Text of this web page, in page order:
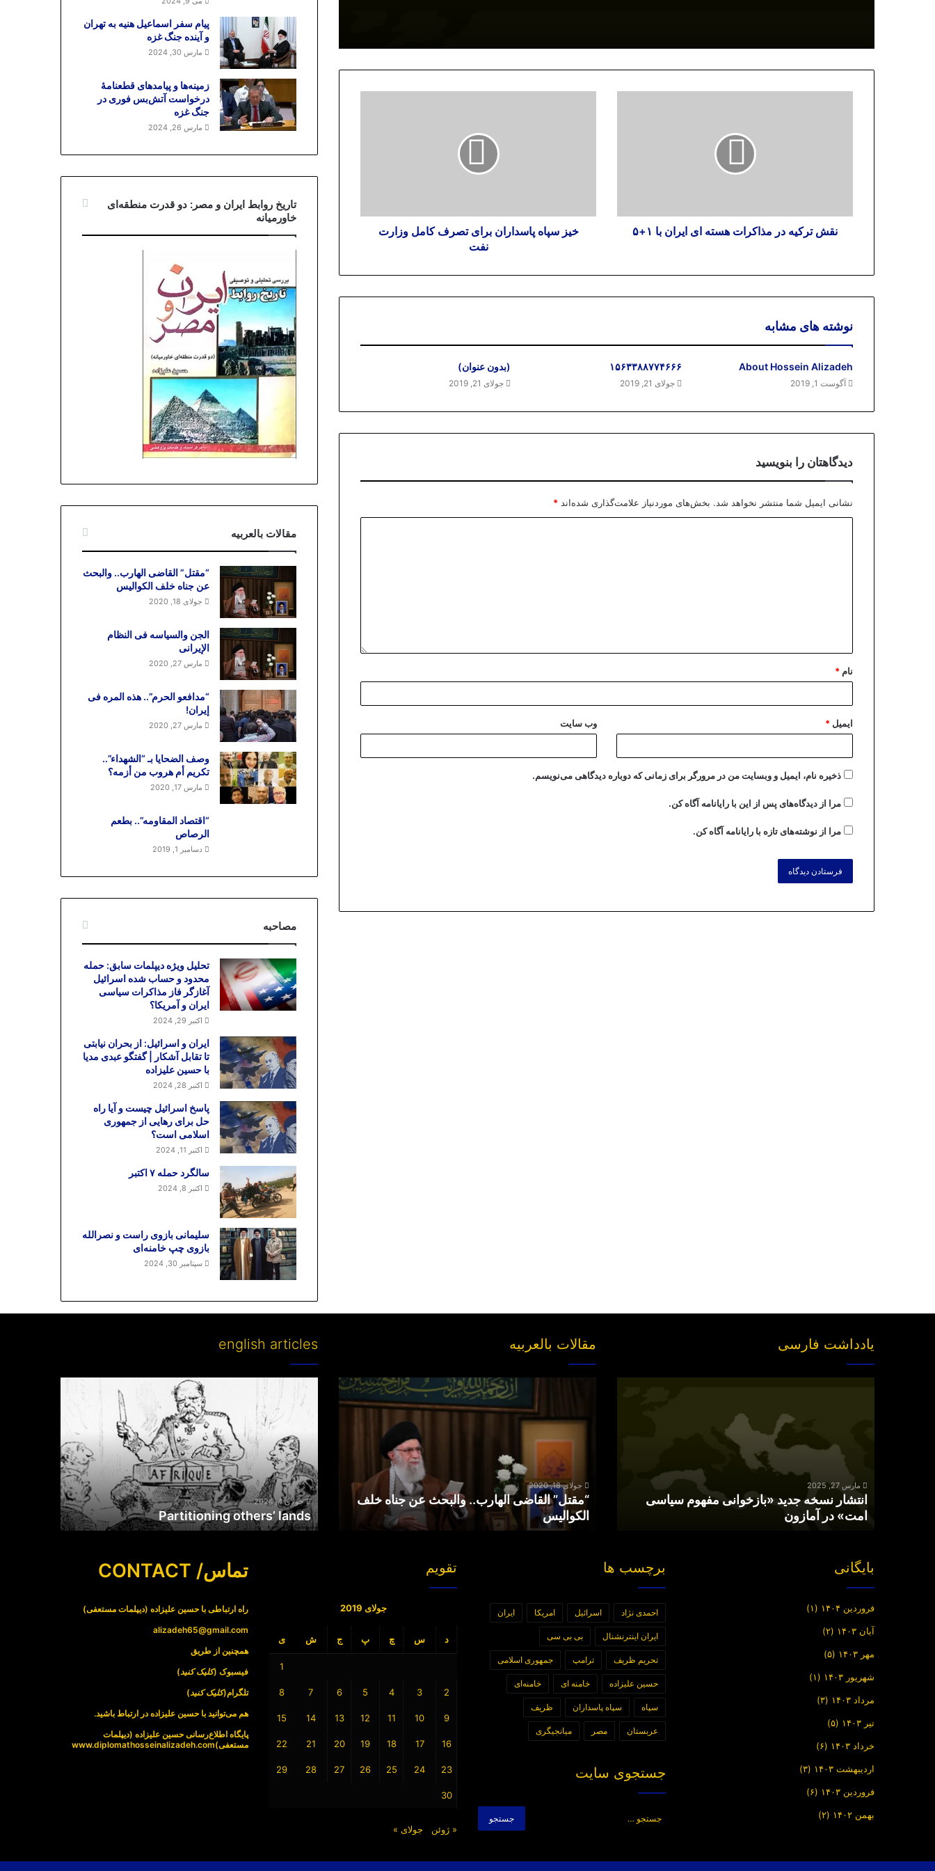
نقش ترکیه در مذاکرات هسته ای ایران با ۱+۵
خیز سپاه پاسداران برای تصرف کامل وزارت
نفت
نوشته های مشابه
About Hossein Alizadeh
آگوست 1, 2019
۱۵۶۳۳۸۸۷۷۴۶۶۶
جولای 21, 2019
(بدون عنوان)
جولای 21, 2019
دیدگاهتان را بنویسید
نشانی ایمیل شما منتشر نخواهد شد. بخش‌های موردنیاز علامت‌گذاری شده‌اند *
نام *
ایمیل * وب‌ سایت
ذخیره نام، ایمیل و وبسایت من در مرورگر برای زمانی که دوباره دیدگاهی می‌نویسم.
مرا از دیدگاه‌های پس از این با رایانامه آگاه کن.
مرا از نوشته‌های تازه با رایانامه آگاه کن.
پیام سفر اسماعیل هنیه به تهران
و آینده جنگ غزه
مارس 30, 2024
زمینه‌ها و پیامدهای قطعنامهٔ
درخواست آتش‌بس فوری در
جنگ غزه
مارس 26, 2024
تاریخ روابط ایران و مصر: دو قدرت منطقه‌ای
خاورمیانه
مقالات بالعربیه
“مقتل” القاضی الهارب.. والبحث
عن جناه خلف الکوالیس
جولای 18, 2020
الجن والسیاسه فی النظام
اﻹیرانی
مارس 27, 2020
“مدافعو الحرم”.. هذه المره فی
إیران!
مارس 27, 2020
وصف الضحایا بـ “الشهداء”..
تکریم أم هروب من أزمه؟
مارس 17, 2020
“اقتصاد المقاومه”.. بطعم
الرصاص
دسامبر 1, 2019
مصاحبه
تحلیل ویژه دیپلمات سابق: حمله
محدود و حساب شده اسرائیل
آغازگر فاز مذاکرات سیاسی
ایران و آمریکا؟
اکتبر 29, 2024
ایران و اسرائیل: از بحران نیابتی
تا تقابل آشکار | گفتگو عبدی مدیا
با حسین علیزاده
اکتبر 28, 2024
پاسخ اسرائیل چیست و آیا راه
حل برای رهایی از جمهوری
اسلامی است؟
اکتبر 11, 2024
سالگرد حمله ۷ اکتبر
اکتبر 8, 2024
سلیمانی بازوی راست و نصرالله
بازوی چپ خامنه‌ای
سپتامبر 30, 2024
یادداشت فارسی
آمازون
مارس 27, 2025
انتشار نسخه جدید «بازخوانی مفهوم سیاسی
امت» در آمازون
مقالات بالعربیه
والبحث
الکوالیس
جولای 18, 2020
“مقتل” القاضی الهارب.. والبحث عن جناه خلف
الکوالیس
english articles
جولای 4, 2024
Partitioning others’ lands
بایگانی
فروردین ۱۴۰۴ (۱)
آبان ۱۴۰۳ (۲)
مهر ۱۴۰۳ (۵)
شهریور ۱۴۰۳ (۱)
مرداد ۱۴۰۳ (۳)
تیر ۱۴۰۳ (۵)
خرداد ۱۴۰۳ (۶)
اردیبهشت ۱۴۰۳ (۳)
فروردین ۱۴۰۳ (۶)
بهمن ۱۴۰۲ (۲)
برچسب ها
احمدی نژاد اسرائیل امریکا ایران
ایران اینترنشنال بی بی سی
تحریم ظریف ترامپ جمهوری اسلامی
حسین علیزاده خامنه ای خامنه‌ای
سپاه سپاه پاسداران ظریف
عربستان مصر میانجیگری
جستجوی سایت
برای:
تقویم
جولای 2019
د س چ پ ج ش ی
1
2
3
4
5
6
7
8
9
10
11
12
13
14
15
16
17
18
19
20
21
22
23
24
25
26
27
28
29
30
« ژوئن جولای »
تماس/ CONTACT
راه ارتباطی با حسین علیزاده (دیپلمات مستعفی)
alizadeh65@gmail.com
همچنین از طریق
فیسبوک (کلیک کنید)
تلگرام(کلیک کنید)
هم می‌توانید با حسین علیزاده در ارتباط باشید.
پایگاه اطلاع‌رسانی حسین علیزاده (دیپلمات
مستعفی)www.diplomathosseinalizadeh.com